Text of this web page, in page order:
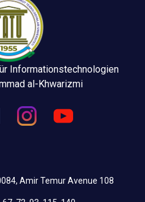
Informationstechnologien
al-Khwarizmi
Amir Temur Avenue 108